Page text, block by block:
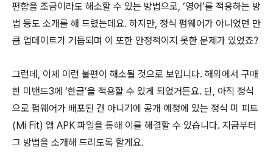
편함을 조금이라도 해소할 수 있는 방법으로, ‘영어’를 적용하는 방
법 등도 소개를 해 드렸는데요. 하지만, 정식 펌웨어가 아니었던 만
큼 업데이트가 거듭되며 이 또한 안정적이지 못한 문제가 있었죠?
그런데, 이제 이런 불편이 해소될 것으로 보입니다. 해외에서 구매
한 미밴드3에 ‘한글’을 적용할 수 있게 되었거든요. 단, 아직 정식
으로 펌웨어가 배포된 건 아니기에 공개 예정에 있는 정식 미 피트
(Mi Fit) 앱 APK 파일을 통해 이를 해결할 수 있습니다. 지금부터
그 방법을 소개해 드리도록 할게요.